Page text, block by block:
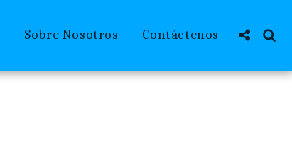
Sobre Nosotros Contáctenos